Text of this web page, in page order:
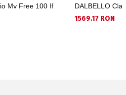
Mv Free 100 If DALBELLO
1569.17 RON